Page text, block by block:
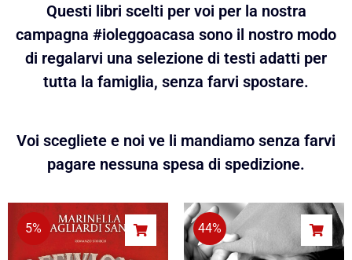
Questi libri scelti per voi per la nostra
campagna #ioleggoacasa sono il nostro modo
di regalarvi una selezione di testi adatti per
tutta la famiglia, senza farvi spostare.
Voi scegliete e noi ve li mandiamo senza farvi
pagare nessuna spesa di spedizione.
5% 44%